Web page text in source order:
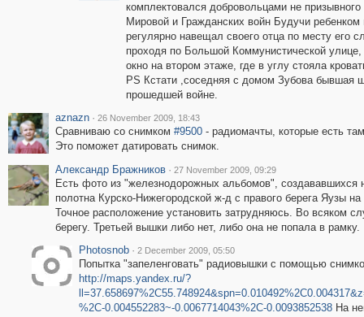
комплектовался добровольцами не
Мировой и Гражданских войн Будучи
регулярно навещал своего отца по месту его
проходя по Большой Коммунистической
окно на втором этаже, где в углу стояла
PS Кстати ,соседняя с домом Зубова бывшая
прошедшей войне.
aznazn · 26 November 2009, 18:43
Сравниваю со снимком #9500- радиомачты, которые есть
Это поможет датировать снимок.
Александр Бражников · 27 November 2009, 09:29
Есть фото из "железнодорожных альбомов", создававшихся
полотна Курско-Нижегородской ж-д с правого берега Яузы
Точное расположение установить затрудняюсь. Во всяком
берегу. Третьей вышки либо нет, либо она не попала в
Photosnob · 2 December 2009, 05:50
Попытка "запеленговать" радиовышки с помощью
http://maps.yandex.ru/?
%2C-0.004552283~-0.0067714043%2C-0.0093852538На